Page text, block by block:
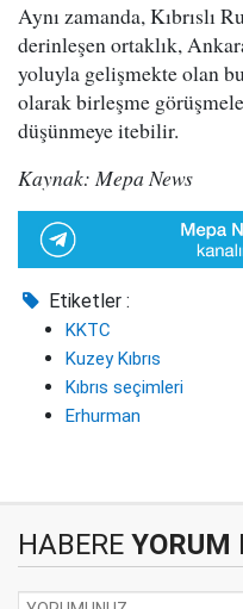
Aynı zamanda, Kıbrıslı
derinleşen ortaklık,
yoluyla gelişmekte olan
olarak birleşme
düşünmeye itebilir.
Kaynak: Mepa News
Etiketler :
KKTC
Kuzey Kıbrıs
Kıbrıs seçimleri
Erhurman
HABERE YORUM